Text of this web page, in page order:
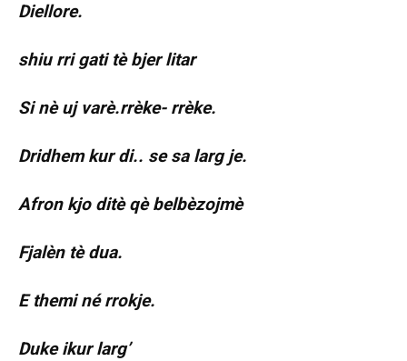
Diellore.
shiu rri gati tè bjer litar
Si nè uj varè.rrèke- rrèke.
Dridhem kur di.. se sa larg je.
Afron kjo ditè qè belbèzojmè
Fjalèn tè dua.
E themi né rrokje.
Duke ikur larg’